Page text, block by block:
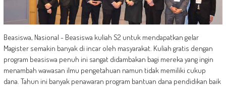
Beasiswa, Nasional - Beasiswa kuliah S2 untuk mendapatkan gelar
Magister semakin banyak di incar oleh masyarakat. Kuliah gratis dengan
program beasiswa penuh ini sangat didambakan bagi mereka yang ingin
menambah wawasan ilmu pengetahuan namun tidak memiliki cukup
dana. Tahun ini banyak penawaran program bantuan dana pendidikan baik